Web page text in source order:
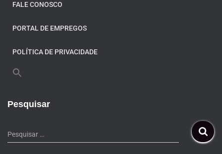
FALE CONOSCO
PORTAL DE EMPREGOS
POLÍTICA DE PRIVACIDADE
Pesquisar
Pesquisar …